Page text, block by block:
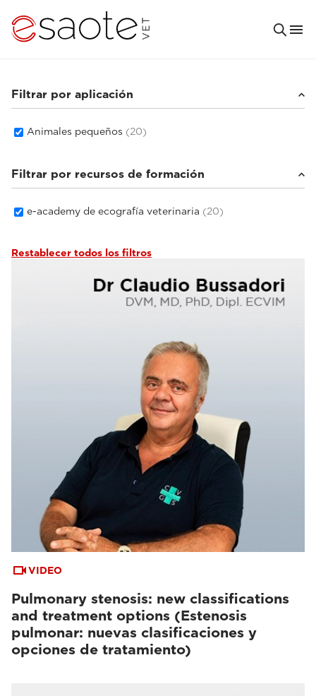
Filtrar por aplicación
Animales pequeños (20)
Filtrar por recursos de formación
e-academy de ecografía veterinaria (20)
Restablecer todos los filtros
VIDEO
Pulmonary stenosis: new classifications
and treatment options (Estenosis
pulmonar: nuevas clasificaciones y
opciones de tratamiento)